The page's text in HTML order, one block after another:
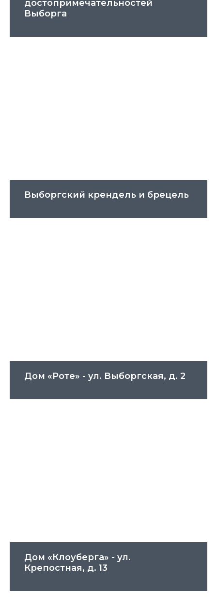
достопримечательностей
Выборга
Выборгский крендель и брецель
Дом «Роте» - ул. Выборгская, д. 2
Дом «Клоуберга» - ул.
Крепостная, д. 13